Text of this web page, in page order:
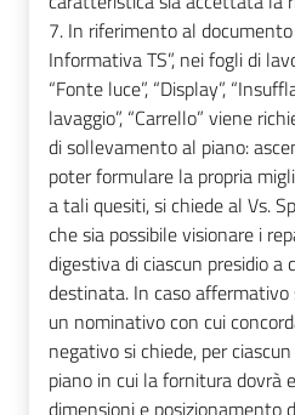
7. In riferimento al documento
Informativa TS”, nei fogli di
“Fonte luce”, “Display”,
lavaggio”, “Carrello” viene
di sollevamento al piano:
poter formulare la propria
a tali quesiti, si chiede al Vs.
che sia possibile visionare i
digestiva di ciascun presidio a
destinata. In caso
un nominativo con cui
negativo si chiede, per
piano in cui la fornitura dovrà